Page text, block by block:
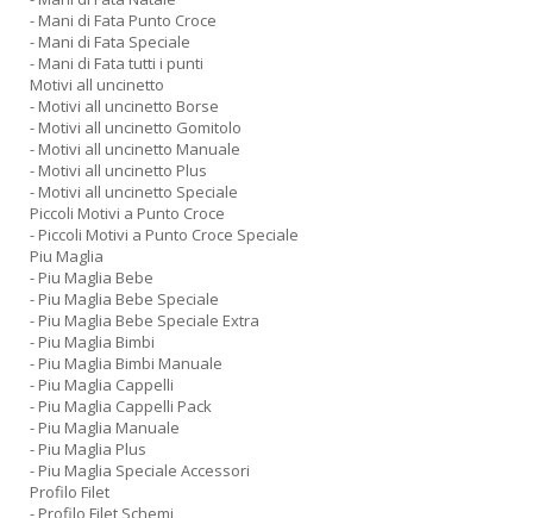
- Mani di Fata Punto Croce
- Mani di Fata Speciale
- Mani di Fata tutti i punti
Motivi all uncinetto
- Motivi all uncinetto Borse
- Motivi all uncinetto Gomitolo
- Motivi all uncinetto Manuale
- Motivi all uncinetto Plus
- Motivi all uncinetto Speciale
Piccoli Motivi a Punto Croce
- Piccoli Motivi a Punto Croce Speciale
Piu Maglia
- Piu Maglia Bebe
- Piu Maglia Bebe Speciale
- Piu Maglia Bebe Speciale Extra
- Piu Maglia Bimbi
- Piu Maglia Bimbi Manuale
- Piu Maglia Cappelli
- Piu Maglia Cappelli Pack
- Piu Maglia Manuale
- Piu Maglia Plus
- Piu Maglia Speciale Accessori
Profilo Filet
- Profilo Filet Schemi